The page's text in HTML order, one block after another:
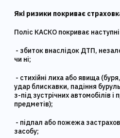
Які ризики покриває
Поліс КАСКО покриває
- збиток внаслідок ДТП,
чи ні;
- стихійні лиха або явища
удар блискавки, падіння
з-під зустрічних автомобілів і
предметів);
- підпал або пожежа
засобу;